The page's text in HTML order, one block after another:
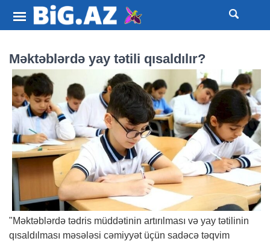
Məktəblərdə yay tətili qısaldılır?
"Məktəblərdə tədris müddətinin artırılması və yay tətilinin
qısaldılması məsələsi cəmiyyət üçün sadəcə təqvim